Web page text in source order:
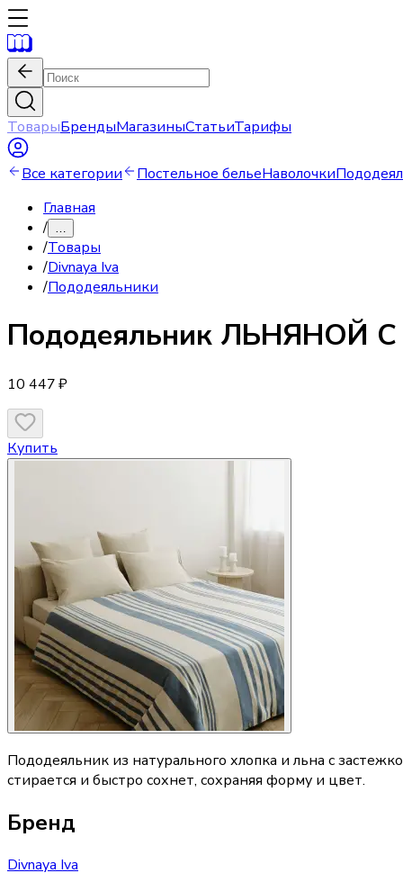
ТоварыБрендыМагазиныСтатьиТарифы
Все категории Постельное бельеНаволочки
Главная
/ …
/Товары
/Divnaya Iva
/Пододеяльники
Пододеяльник ЛЬНЯНОЙ
10 447 ₽
Купить
Пододеяльник из натурального хлопка и льна с
стирается и быстро сохнет, сохраняя форму и цвет.
Бренд
Divnaya Iva